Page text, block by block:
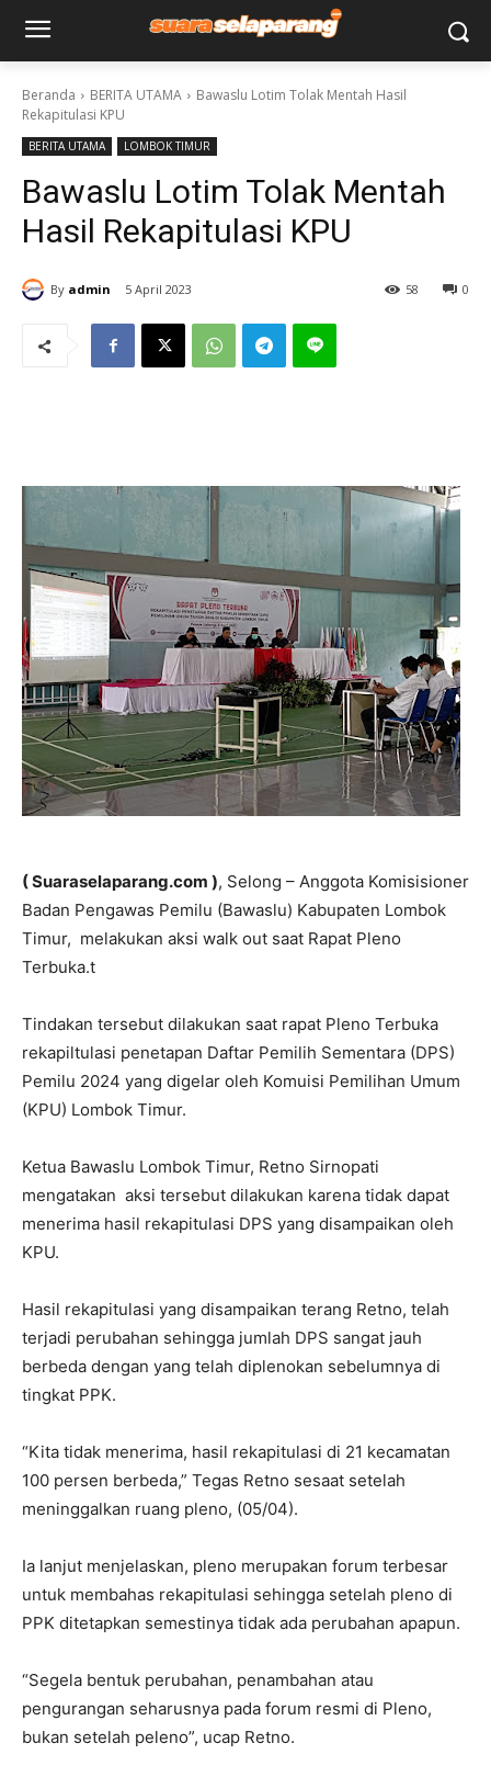
Beranda BERITA UTAMA
Bawaslu Lotim Tolak Mentah Hasil
Rekapitulasi KPU
BERITA UTAMA LOMBOK TIMUR
Bawaslu Lotim Tolak Mentah
Hasil Rekapitulasi KPU
By admin 5 April 2023 0
58
( Suaraselaparang.com ), Selong – Anggota Komisisioner
Badan Pengawas Pemilu (Bawaslu) Kabupaten Lombok
Timur, melakukan aksi walk out saat Rapat Pleno
Terbuka.t
Tindakan tersebut dilakukan saat rapat Pleno Terbuka
rekapiltulasi penetapan Daftar Pemilih Sementara (DPS)
Pemilu 2024 yang digelar oleh Komuisi Pemilihan Umum
(KPU) Lombok Timur.
Ketua Bawaslu Lombok Timur, Retno Sirnopati
mengatakan aksi tersebut dilakukan karena tidak dapat
menerima hasil rekapitulasi DPS yang disampaikan oleh
KPU.
Hasil rekapitulasi yang disampaikan terang Retno, telah
terjadi perubahan sehingga jumlah DPS sangat jauh
berbeda dengan yang telah diplenokan sebelumnya di
tingkat PPK.
“Kita tidak menerima, hasil rekapitulasi di 21 kecamatan
100 persen berbeda,” Tegas Retno sesaat setelah
meninggalkan ruang pleno, (05/04).
Ia lanjut menjelaskan, pleno merupakan forum terbesar
untuk membahas rekapitulasi sehingga setelah pleno di
PPK ditetapkan semestinya tidak ada perubahan apapun.
“Segela bentuk perubahan, penambahan atau
pengurangan seharusnya pada forum resmi di Pleno,
bukan setelah peleno”, ucap Retno.